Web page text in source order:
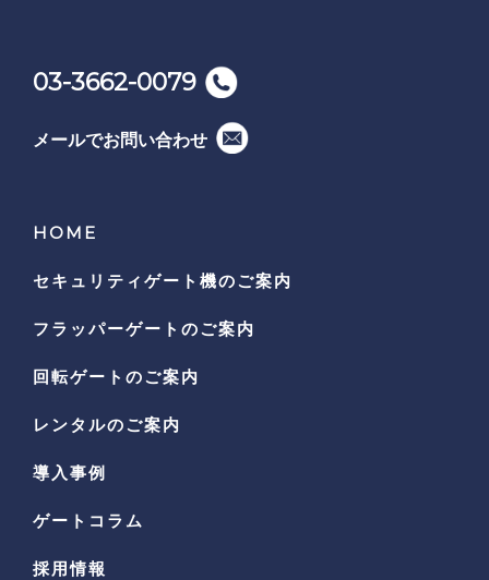
03-3662-0079
メールでお問い合わせ
HOME
セキュリティゲート機のご案内
フラッパーゲートのご案内
回転ゲートのご案内
レンタルのご案内
導入事例
ゲートコラム
採用情報